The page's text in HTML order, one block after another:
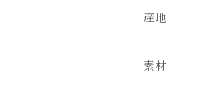
石井菜摘
カイトアヤキ
産地
信楽焼
素材